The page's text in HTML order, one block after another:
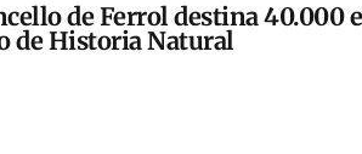
de Ferrol destina 40.000
de Historia Natural